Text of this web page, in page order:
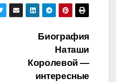
Биография
Наташи
Королевой —
интересные